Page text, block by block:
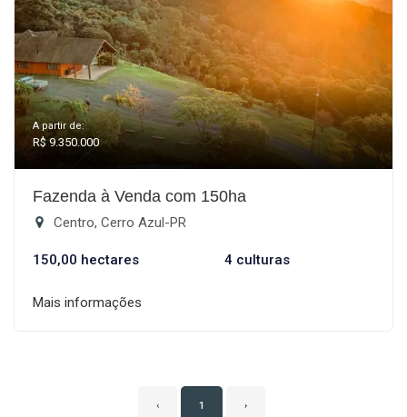
A partir de:
R$ 9.350.000
Fazenda à Venda com 150ha
Centro, Cerro Azul-PR
150,00 hectares 4 culturas
Mais informações
‹ 1 ›